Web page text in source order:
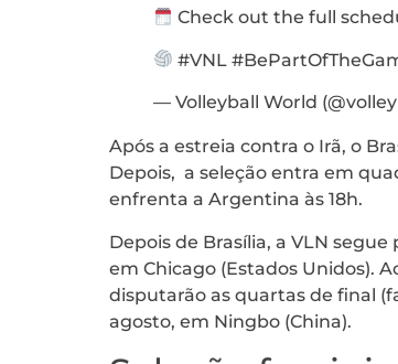
Check out the full
#VNL
— Volleyball World
Após a estreia contra o Irã, o
Depois, a seleção entra em
enfrenta a Argentina às 18h.
Depois de Brasília, a VLN
em Chicago (Estados Unidos).
disputarão as quartas de final
agosto, em Ningbo (China).